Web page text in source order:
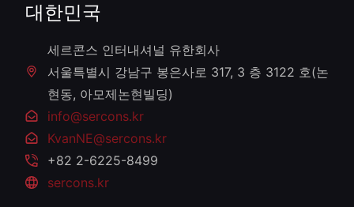
대한민국
세르콘스 인터내셔널 유한회사
서울특별시 강남구 봉은사로 317, 3 층 3122 호(논
현동, 아모제논현빌딩)
info@sercons.kr
KvanNE@sercons.kr
+82 2-6225-8499
sercons.kr